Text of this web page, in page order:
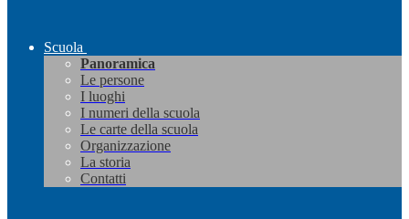
Scuola
Panoramica
Le persone
I luoghi
I numeri della scuola
Le carte della scuola
Organizzazione
La storia
Contatti